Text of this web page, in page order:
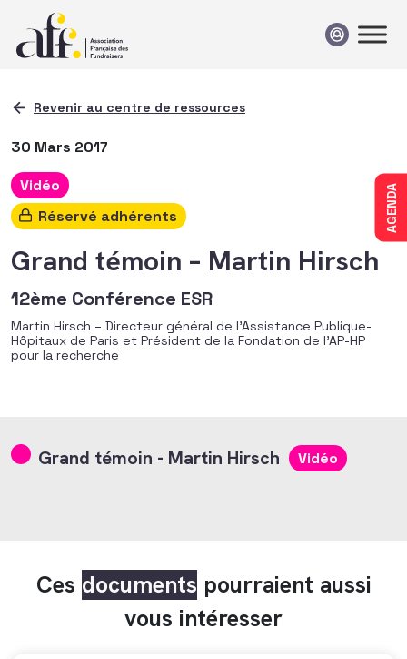
AGENDA
Revenir au centre de ressources
30 Mars 2017
Vidéo
Réservé adhérents
Grand témoin – Martin Hirsch
12ème Conférence ESR
Martin Hirsch – Directeur général de l’Assistance Publique-
Hôpitaux de Paris et Président de la Fondation de l’AP-HP
pour la recherche
Grand témoin - Martin Hirsch Vidéo
Ces documents pourraient aussi
vous intéresser